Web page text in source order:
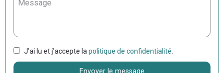
J'ai lu et j'accepte la politique de confidentialité
Envoyer le message